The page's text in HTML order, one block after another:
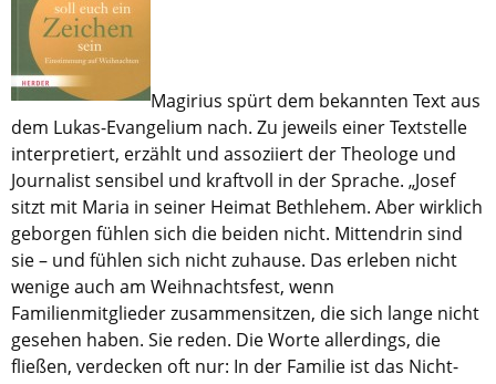
Aktuelle Printausgabe
Oktober 2017
Download
Informationen
Aus (nicht nur) Frankfurter Blogs
Videos
Beratung & Info
Impressum
Magirius spürt dem bekannten Text aus
dem Lukas-Evangelium nach. Zu jeweils einer Textstelle
interpretiert, erzählt und assoziiert der Theologe und
Journalist sensibel und kraftvoll in der Sprache. „Josef
sitzt mit Maria in seiner Heimat Bethlehem. Aber wirklich
geborgen fühlen sich die beiden nicht. Mittendrin sind
sie – und fühlen sich nicht zuhause. Das erleben nicht
wenige auch am Weihnachtsfest, wenn
Familienmitglieder zusammensitzen, die sich lange nicht
gesehen haben. Sie reden. Die Worte allerdings, die
fließen, verdecken oft nur: In der Familie ist das Nicht-